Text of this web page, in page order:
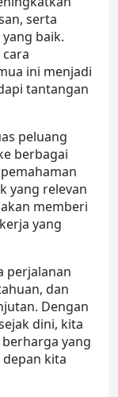
serta
baik.
ini menjadi
tantangan
peluang
berbagai
yang relevan
memberi
yang
perjalanan
dan
Dengan
dini, kita
yang
kita